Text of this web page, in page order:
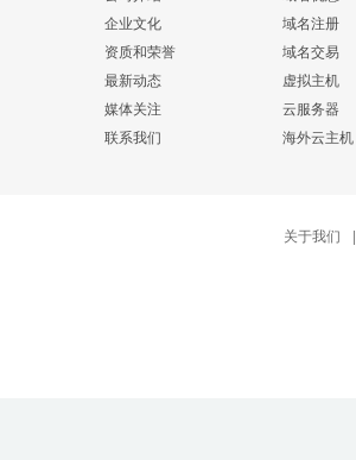
企业文化
资质和荣誉
最新动态
媒体关注
联系我们
域名注册
域名交易
虚拟主机
云服务器
海外云主机
关于我们 |